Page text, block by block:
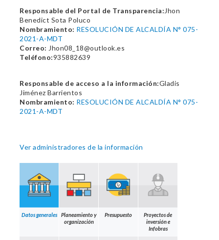
Responsable del Portal de Transparencia: Jhon
Benedict Sota Poluco
Nombramiento: RESOLUCIÓN DE ALCALDÍA N° 075-
2021-A-MDT
Correo: Jhon08_18@outlook.es
Teléfono:935882639
Responsable de acceso a la información:Gladis
Jiménez Barrientos
Nombramiento: RESOLUCIÓN DE ALCALDÍA N° 075-
2021-A-MDT
Ver administradores de la información
Datos generales
Planeamiento y
organización
Presupuesto
Proyectos de
inversión e
Infobras